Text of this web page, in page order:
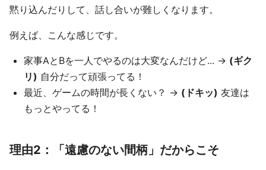
黙り込んだりして、話し合いが難しくなります。
例えば、こんな感じです。
家事AとBを一人でやるのは大変なんだけど... → (ギク
リ) 自分だって頑張ってる！
最近、ゲームの時間が長くない？ → (ドキッ) 友達は
もっとやってる！
理由2：「遠慮のない間柄」だからこそ